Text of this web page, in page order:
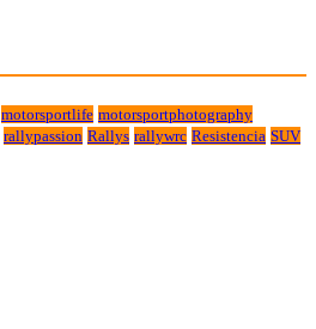
motorsportlife motorsportphotography
rallypassion Rallys rallywrc Resistencia SUV